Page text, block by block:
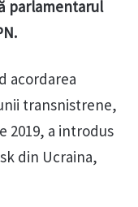
parlamentarul
acordarea
transnistrene,
2019, a introdus
din Ucraina,